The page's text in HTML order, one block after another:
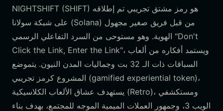
NIGHTSHIFT (SHIFT) هو رمز مشتق تجريبي تم إطلاقه
على شبكة سولانا (Solana) من قبل فريق صغير مجهول
الهوية. وهو مستوحى من السرد التفاعلي الرسمي "Don't
Click the Link, Enter the Link"، ويستمد أفكاره من ألعاب
السباقات ذات الـ 32 بت وجماليات المدن النيون. يتموضع
المشروع كرمز تجريبي (gamified experiential token)،
يستهدف عشاق الألعاب الكلاسيكية (Retro)، ومستكشفي
الويب 3، وجمهور العملات الميمية الموجه للمجتمع، بهدف بناء